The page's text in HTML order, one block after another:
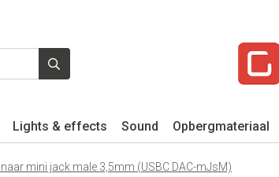
Lights & effects Sound Opbergmateriaal
naar mini jack male 3,5mm (USBC DAC-mJsM)